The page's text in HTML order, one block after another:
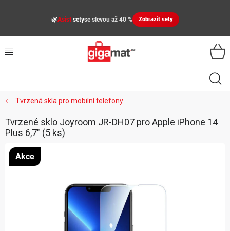
🌿Asistsetyse slevou až 40 % Zobrazit sety
ZAHRADA
DÍLNA
ÚLOŽNÉ BOXY, PLASTOVÉ REGÁLY, ORGANIZÉRY
Tvrzená skla pro mobilní telefony
Tvrzené sklo Joyroom JR-DH07 pro Apple iPhone 14
Plus 6,7" (5 ks)
Akce